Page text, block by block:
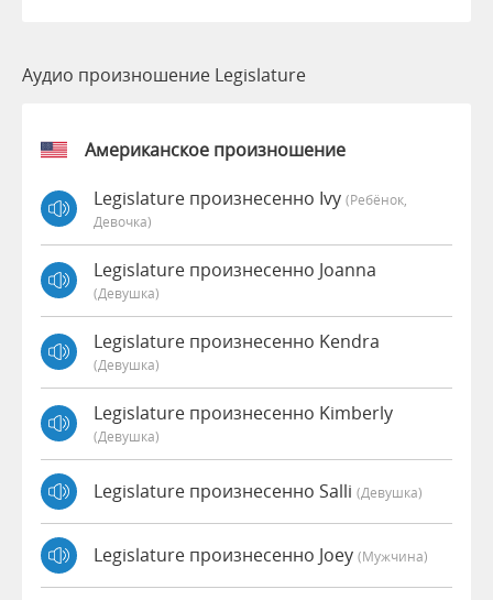
Аудио произношение Legislature
Американское произношение
Legislature произнесенно Ivy (Ребёнок,
Девочка)
Legislature произнесенно Joanna
(девушка)
Legislature произнесенно Kendra
(девушка)
Legislature произнесенно Kimberly
(девушка)
Legislature произнесенно Salli (девушка)
Legislature произнесенно Joey (мужчина)